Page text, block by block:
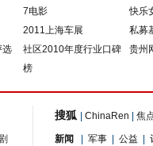
7电影
快乐
2011上海车展
私募
选
社区2010年度行业口碑
榜
贵州
搜狐 ChinaRen 焦
新闻 军事 公益